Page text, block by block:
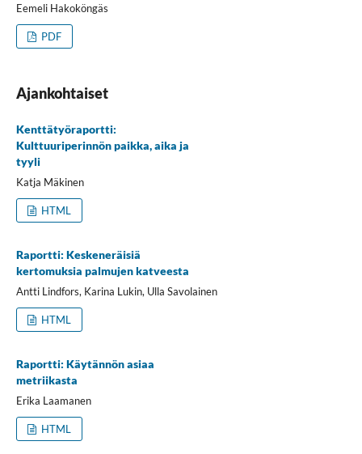
Eemeli Hakoköngäs
PDF
Ajankohtaiset
Kenttätyöraportti:
Kulttuuriperinnön paikka, aika ja
tyyli
Katja Mäkinen
HTML
Raportti: Keskeneräisiä
kertomuksia palmujen katveesta
Antti Lindfors, Karina Lukin, Ulla Savolainen
HTML
Raportti: Käytännön asiaa
metriikasta
Erika Laamanen
HTML